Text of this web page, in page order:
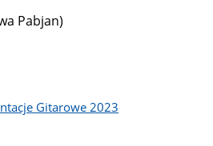
Pabjan)
Gitarowe 2023